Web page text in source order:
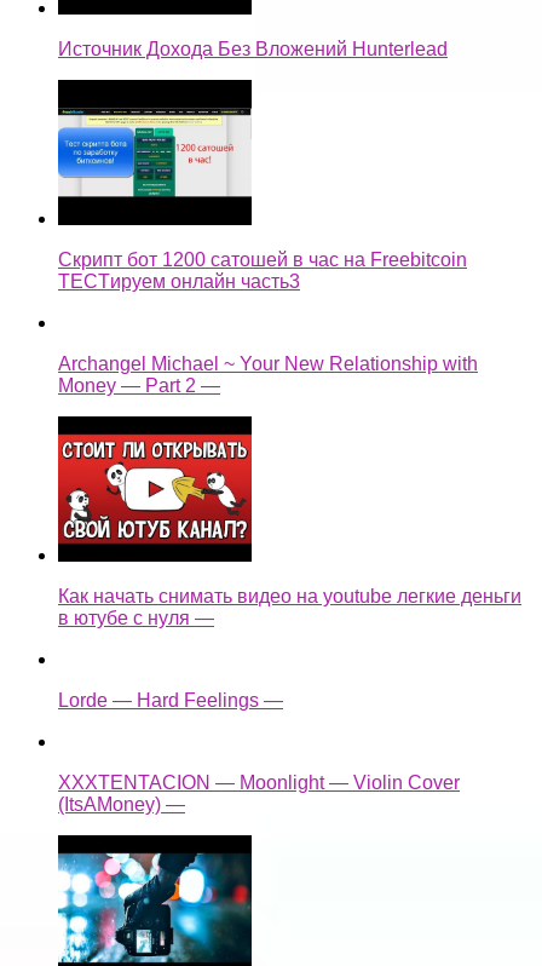
Источник Дохода Без Вложений Hunterlead
Скрипт бот 1200 сатошей в час на Freebitcoin
TECTируем онлайн часть3
Archangel Michael ~ Your New Relationship with
Money — Part 2 —
Как начать снимать видео на youtube легкие деньги
в ютубе с нуля —
Lorde — Hard Feelings —
XXXTENTACION — Moonlight — Violin Cover
(ItsAMoney) —